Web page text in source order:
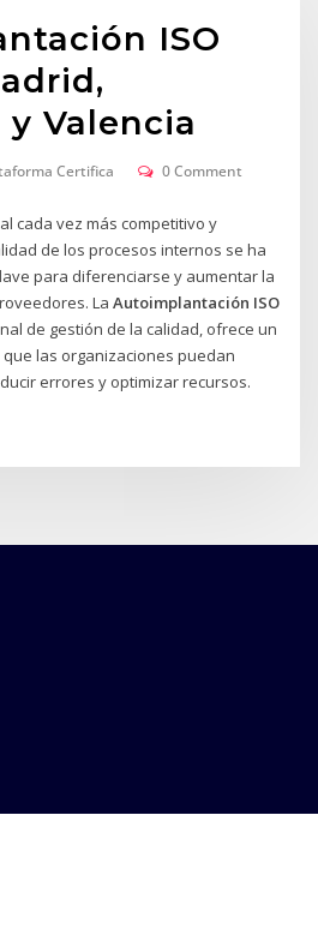
ISO
Valencia
Certifica 0 Comment
cada vez más competitivo y
de los procesos internos se ha
para diferenciarse y aumentar la
LaAutoimplantación ISO
de gestión de la calidad, ofrece un
las organizaciones puedan
errores y optimizar recursos.